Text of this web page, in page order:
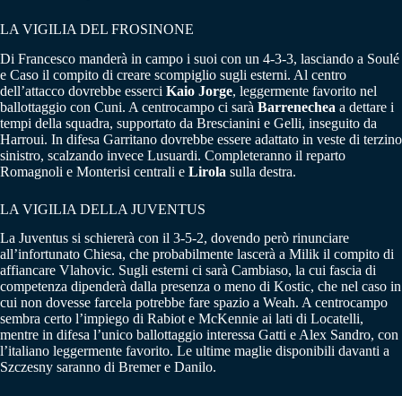
LA VIGILIA DEL FROSINONE
Di Francesco manderà in campo i suoi con un 4-3-3, lasciando a Soulé
e Caso il compito di creare scompiglio sugli esterni. Al centro
dell’attacco dovrebbe esserci Kaio Jorge, leggermente favorito nel
ballottaggio con Cuni. A centrocampo ci sarà Barrenechea a dettare i
tempi della squadra, supportato da Brescianini e Gelli, inseguito da
Harroui. In difesa Garritano dovrebbe essere adattato in veste di terzino
sinistro, scalzando invece Lusuardi. Completeranno il reparto
Romagnoli e Monterisi centrali e Lirola sulla destra.
LA VIGILIA DELLA JUVENTUS
La Juventus si schiererà con il 3-5-2, dovendo però rinunciare
all’infortunato Chiesa, che probabilmente lascerà a Milik il compito di
affiancare Vlahovic. Sugli esterni ci sarà Cambiaso, la cui fascia di
competenza dipenderà dalla presenza o meno di Kostic, che nel caso in
cui non dovesse farcela potrebbe fare spazio a Weah. A centrocampo
sembra certo l’impiego di Rabiot e McKennie ai lati di Locatelli,
mentre in difesa l’unico ballottaggio interessa Gatti e Alex Sandro, con
l’italiano leggermente favorito. Le ultime maglie disponibili davanti a
Szczesny saranno di Bremer e Danilo.